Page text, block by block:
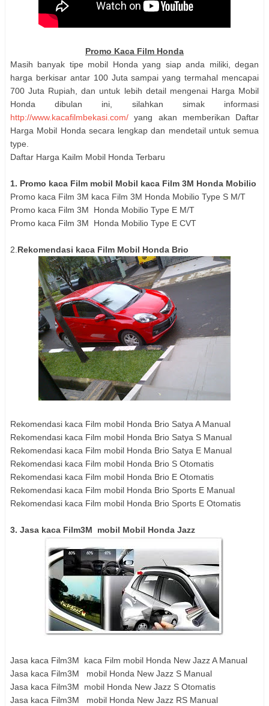
Promo Kaca Film Honda
Masih banyak tipe mobil Honda yang siap anda miliki, degan
harga berkisar antar 100 Juta sampai yang termahal mencapai
700 Juta Rupiah, dan untuk lebih detail mengenai Harga Mobil
Honda dibulan ini, silahkan simak informasi
http://www.kacafilmbekasi.com/ yang akan memberikan Daftar
Harga Mobil Honda secara lengkap dan mendetail untuk semua
type.
Daftar Harga Kailm Mobil Honda Terbaru
1. Promo kaca Film mobil Mobil kaca Film 3M Honda Mobilio
Promo kaca Film 3M kaca Film 3M Honda Mobilio Type S M/T
Promo kaca Film 3M Honda Mobilio Type E M/T
Promo kaca Film 3M Honda Mobilio Type E CVT
2.Rekomendasi kaca Film Mobil Honda Brio
Rekomendasi kaca Film mobil Honda Brio Satya A Manual
Rekomendasi kaca Film mobil Honda Brio Satya S Manual
Rekomendasi kaca Film mobil Honda Brio Satya E Manual
Rekomendasi kaca Film mobil Honda Brio S Otomatis
Rekomendasi kaca Film mobil Honda Brio E Otomatis
Rekomendasi kaca Film mobil Honda Brio Sports E Manual
Rekomendasi kaca Film mobil Honda Brio Sports E Otomatis
3. Jasa kaca Film3M mobil Mobil Honda Jazz
Jasa kaca Film3M kaca Film mobil Honda New Jazz A Manual
Jasa kaca Film3M mobil Honda New Jazz S Manual
Jasa kaca Film3M mobil Honda New Jazz S Otomatis
Jasa kaca Film3M mobil Honda New Jazz RS Manual